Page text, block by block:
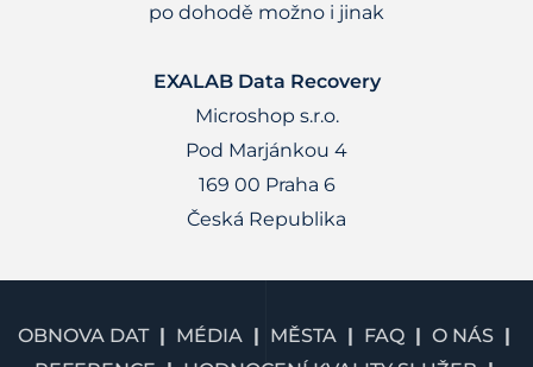
po dohodě možno i jinak
EXALAB Data Recovery
Microshop s.r.o.
Pod Marjánkou 4
169 00 Praha 6
Česká Republika
OBNOVA DAT MÉDIA MĚSTA FAQ
O NÁS